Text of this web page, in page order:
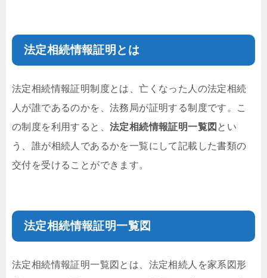
法定相続情報証明とは
法定相続情報証明制度とは、亡くなった人の法定相続
人が誰であるのかを、法務局が証明する制度です。こ
の制度を利用すると、 法定相続情報証明一覧図 とい
う、誰が相続人であるかを一覧にして記載した書類の
交付を受けることができます。
法定相続情報証明一覧図
法定相続情報証明一覧図とは、法定相続人を家系図形